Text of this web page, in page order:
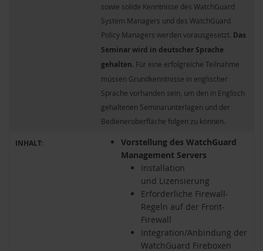
sowie solide Kenntnisse des WatchGuard
System Managers und des WatchGuard
Policy Managers werden vorausgesetzt. Das
Seminar wird in deutscher Sprache
gehalten. Für eine erfolgreiche Teilnahme
müssen Grundkenntnisse in englischer
Sprache vorhanden sein, um den in Englisch
gehaltenen Seminarunterlagen und der
Bedieneroberfläche folgen zu können.
INHALT:
Vorstellung des WatchGuard
Management Servers
Installation
und Lizensierung
Erforderliche Firewall-
Regeln auf der Front-
Firewall
Integration/Anbindung der
WatchGuard Fireboxen